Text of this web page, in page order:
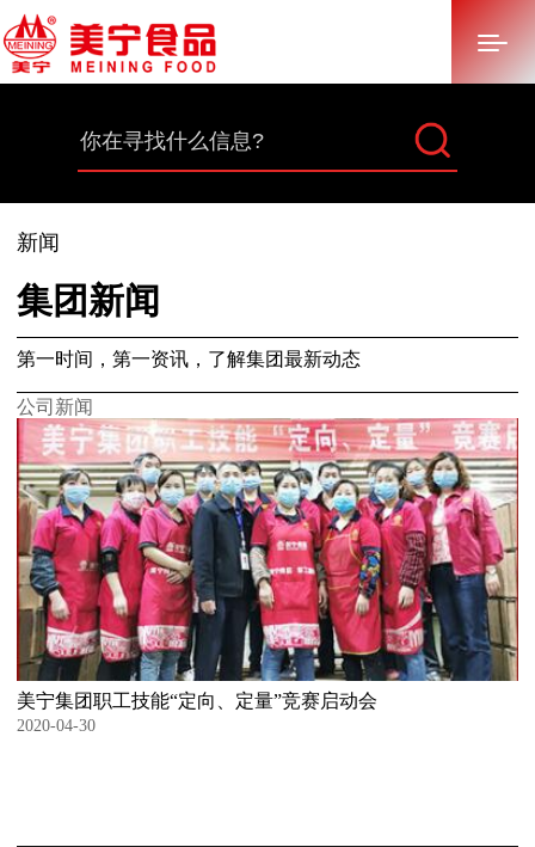
新闻中心
招标采购
加入美宁
联系我们
新闻
集团新闻
第一时间，第一资讯，了解集团最新动态
公司新闻
美宁集团职工技能“定向、定量”竞赛启动会
2020-04-30